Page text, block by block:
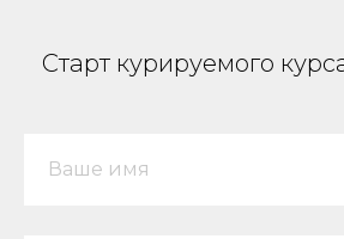
Старт курируемого
Ваше имя